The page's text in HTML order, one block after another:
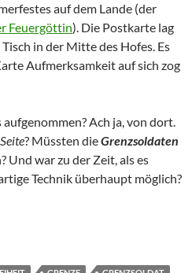
auf dem Lande (der
Feuergöttin). Die Postkarte lag
in der Mitte des Hofes. Es
Aufmerksamkeit auf sich zog
Ach ja, von dort.
? Müssten dieGrenzsoldaten
Und war zu der Zeit, als es
Technik überhaupt möglich?